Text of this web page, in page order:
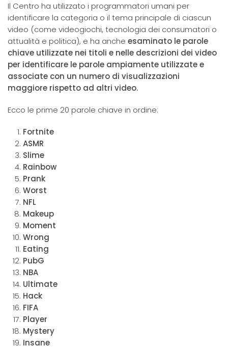
Il Centro ha utilizzato i programmatori umani per
identificare la categoria o il tema principale di ciascun
video (come videogiochi, tecnologia dei consumatori o
attualità e politica), e ha anche esaminato le parole
chiave utilizzate nei titoli e nelle descrizioni dei video
per identificare le parole ampiamente utilizzate e
associate con un numero di visualizzazioni
maggiore rispetto ad altri video.
Ecco le prime 20 parole chiave in ordine:
Fortnite
ASMR
Slime
Rainbow
Prank
Worst
NFL
Makeup
Moment
Wrong
Eating
PubG
NBA
Ultimate
Hack
FIFA
Player
Mystery
Insane